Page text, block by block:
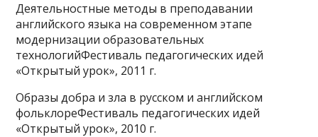
Деятельностные методы в преподавании
английского языка на современном этапе
модернизации образовательных
технологийФестиваль педагогических идей
«Открытый урок», 2011 г.
Образы добра и зла в русском и английском
фольклореФестиваль педагогических идей
«Открытый урок», 2010 г.